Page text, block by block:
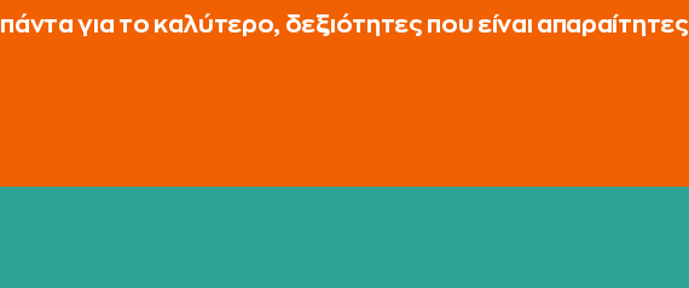
πάντα για το καλύτερο, δεξιότητες που είναι